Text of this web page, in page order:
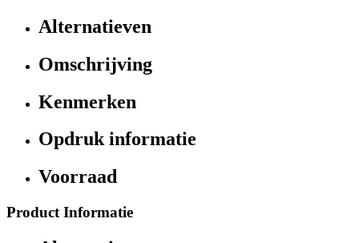
Alternatieven
Omschrijving
Kenmerken
Opdruk informatie
Voorraad
Product Informatie